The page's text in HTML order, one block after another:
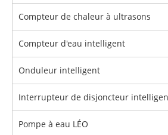
Compteur de chaleur à ultrasons
Compteur d'eau intelligent
Onduleur intelligent
Interrupteur de disjoncteur
Pompe à eau LÉO